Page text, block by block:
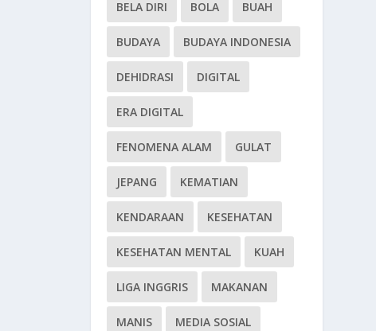
BELA DIRI BOLA BUAH
BUDAYA BUDAYA INDONESIA
DEHIDRASI DIGITAL
ERA DIGITAL
FENOMENA ALAM GULAT
JEPANG KEMATIAN
KENDARAAN KESEHATAN
KESEHATAN MENTAL KUAH
LIGA INGGRIS MAKANAN
MANIS MEDIA SOSIAL